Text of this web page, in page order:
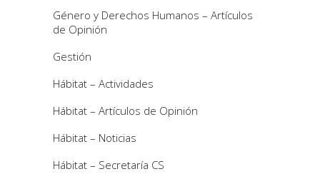
Género y Derechos Humanos – Artículos
de Opinión
Gestión
Hábitat – Actividades
Hábitat – Artículos de Opinión
Hábitat – Noticias
Hábitat – Secretaría CS